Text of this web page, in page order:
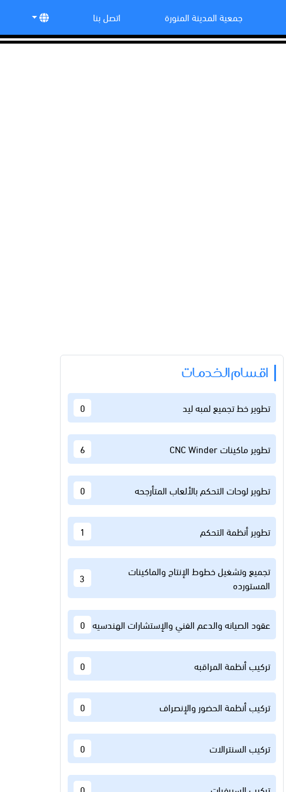
جمعية المدينة المنورة اتصل بنا
اقسام الخدمات
تطوير خط تجميع لمبه ليد 0
تطوير ماكينات CNC Winder 6
تطوير لوحات التحكم بالألعاب المتأرجحه 0
تطوير أنظمة التحكم 1
تجميع وتشغيل خطوط الإنتاج والماكينات
المستورده
3
عقود الصيانه والدعم الفني والإستشارات الهندسيه 0
تركيب أنظمة المراقبه 0
تركيب أنظمة الحضور والإنصراف 0
تركيب السنترالات 0